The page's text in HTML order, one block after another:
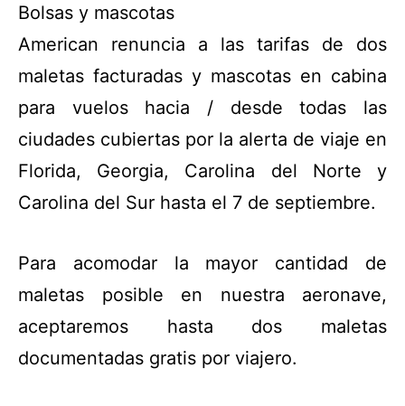
Bolsas y mascotas
American renuncia a las tarifas de dos
maletas facturadas y mascotas en cabina
para vuelos hacia / desde todas las
ciudades cubiertas por la alerta de viaje en
Florida, Georgia, Carolina del Norte y
Carolina del Sur hasta el 7 de septiembre.
Para acomodar la mayor cantidad de
maletas posible en nuestra aeronave,
aceptaremos hasta dos maletas
documentadas gratis por viajero.